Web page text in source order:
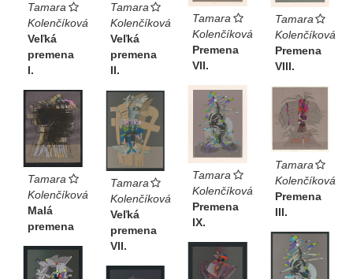
Tamara
Kolenčíková
Veľká
premena
I.
Tamara
Kolenčíková
Veľká
premena
II.
Tamara
Kolenčíková
Premena
VII.
Tamara
Kolenčíková
Premena
VIII.
Tamara
Kolenčíková
Premena
IX.
Tamara
Kolenčíková
Premena
III.
Tamara
Kolenčíková
Malá
premena
Tamara
Kolenčíková
Veľká
premena
VII.